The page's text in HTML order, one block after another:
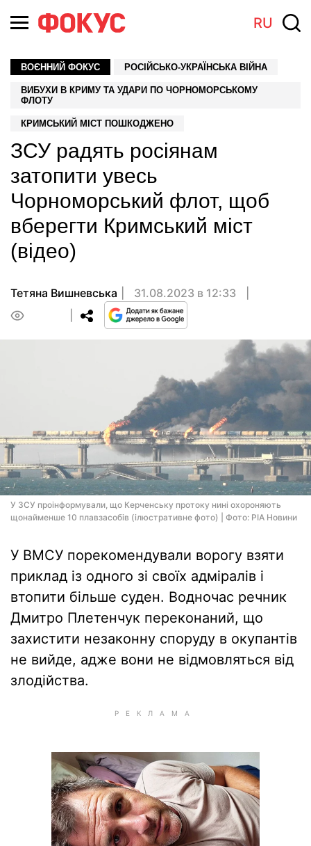
RU
ВОЄННИЙ ФОКУС РОСІЙСЬКО-УКРАЇНСЬКА ВІЙНА
ВИБУХИ В КРИМУ ТА УДАРИ ПО ЧОРНОМОРСЬКОМУ
ФЛОТУ
КРИМСЬКИЙ МІСТ ПОШКОДЖЕНО
ЗСУ радять росіянам
затопити увесь
Чорноморський флот, щоб
вберегти Кримський міст
(відео)
Тетяна Вишневська
31.08.2023 в 12:33
У ЗСУ проінформували, що Керченську протоку нині охороняють
щонайменше 10 плавзасобів (ілюстративне фото) | Фото: РІА Новини
У ВМСУ порекомендували ворогу взяти
приклад із одного зі своїх адміралів і
втопити більше суден. Водночас речник
Дмитро Плетенчук переконаний, що
захистити незаконну споруду в окупантів
не вийде, адже вони не відмовляться від
злодійства.